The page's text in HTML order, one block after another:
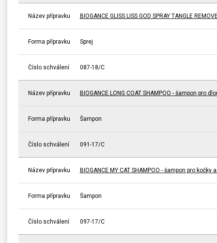
Název přípravku BIOGANCE GLISS LISS GOD SPRAY TANGLE
Forma přípravku Sprej
Číslo schválení 087-18/C
Název přípravku BIOGANCE LONG COAT SHAMPOO - šampon pro
Forma přípravku Šampon
Číslo schválení 091-17/C
Název přípravku BIOGANCE MY CAT SHAMPOO - šampon pro kočky
Forma přípravku Šampon
Číslo schválení 097-17/C